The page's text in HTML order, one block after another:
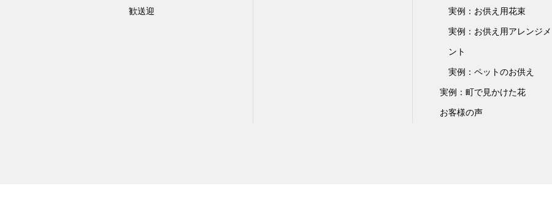
歓送迎 実例：お供え用花束
実例：お供え用アレンジメ
ント
実例：ペットのお供え
実例：町で見かけた花
お客様の声